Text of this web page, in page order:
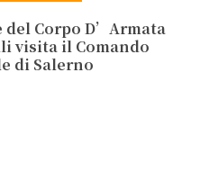
del Corpo D’Armata
visita il Comando
di Salerno